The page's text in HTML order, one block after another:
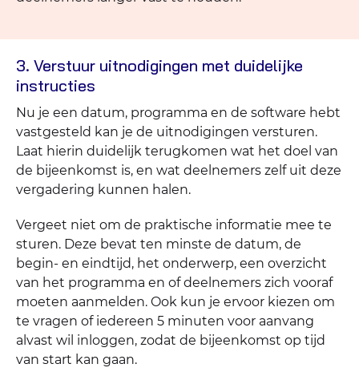
3. Verstuur uitnodigingen met duidelijke
instructies
Nu je een datum, programma en de software hebt
vastgesteld kan je de uitnodigingen versturen.
Laat hierin duidelijk terugkomen wat het doel van
de bijeenkomst is, en wat deelnemers zelf uit deze
vergadering kunnen halen.
Vergeet niet om de praktische informatie mee te
sturen. Deze bevat ten minste de datum, de
begin- en eindtijd, het onderwerp, een overzicht
van het programma en of deelnemers zich vooraf
moeten aanmelden. Ook kun je ervoor kiezen om
te vragen of iedereen 5 minuten voor aanvang
alvast wil inloggen, zodat de bijeenkomst op tijd
van start kan gaan.